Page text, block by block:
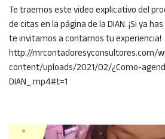
Te traemos este video explicativo del
de citas en la página de la DIAN. ¡Si ya
te invitamos a contarnos tu experiencia!
http://mrcontadoresyconsultores.com/
content/uploads/2021/02/¿Como-
DIAN_.mp4#t=1